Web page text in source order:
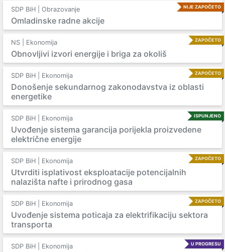
NIJE ZAPOČETO
SDP BiH | Obrazovanje
Omladinske radne akcije
ZAPOČETO
NS | Ekonomija
Obnovljivi izvori energije i briga za okoliš
ZAPOČETO
SDP BiH | Ekonomija
Donošenje sekundarnog zakonodavstva iz oblasti
energetike
ISPUNJENO
SDP BiH | Ekonomija
Uvođenje sistema garancija porijekla proizvedene
električne energije
ZAPOČETO
SDP BiH | Ekonomija
Utvrditi isplativost eksploatacije potencijalnih
nalazišta nafte i prirodnog gasa
ZAPOČETO
SDP BiH | Ekonomija
Uvođenje sistema poticaja za elektrifikaciju sektora
transporta
U PROGRESU
SDP BiH | Ekonomija